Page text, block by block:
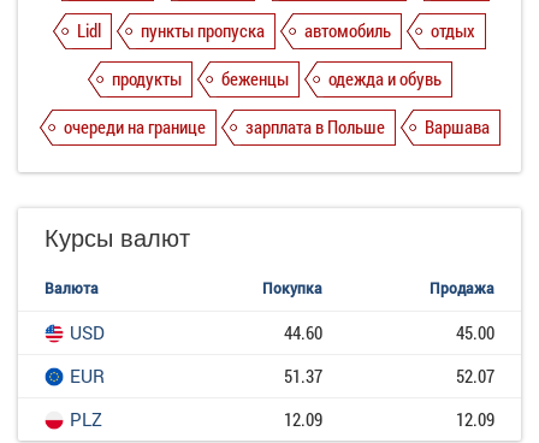
Lidl
пункты пропуска автомобиль
отдых
продукты
беженцы
одежда и обувь
очереди на границе
зарплата в Польше Варшава
Курсы валют
Валюта Покупка Продажа
USD 44.60
45.00
EUR
51.37
52.07
PLZ
12.09 12.09